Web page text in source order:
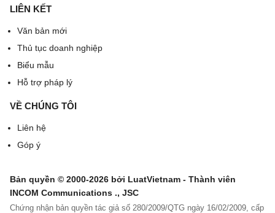
(In tại Công ty
....................................................................., Mã số
thuế ………….......)
Ghi chú:
- Liên 1: Lưu
- Liên 2: Giao người mua
LIÊN KẾT
Văn bản mới
Thủ tục doanh nghiệp
Biểu mẫu
Hỗ trợ pháp lý
VỀ CHÚNG TÔI
Liên hệ
Góp ý
Bản quyền © 2000-2026 bởi LuatVietnam - Thành viên
INCOM Communications ., JSC
Chứng nhận bản quyền tác giả số 280/2009/QTG ngày 16/02/2009, cấp